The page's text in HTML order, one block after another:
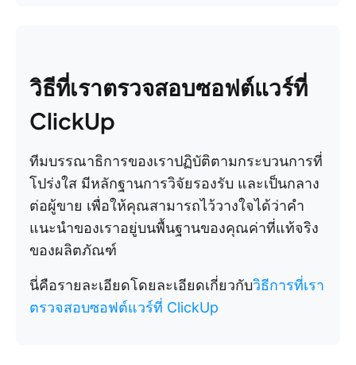
วิธีที่เราตรวจสอบซอฟต์แวร์ที่
ClickUp
ทีมบรรณาธิการของเราปฏิบัติตามกระบวนการที่
โปร่งใส มีหลักฐานการวิจัยรองรับ และเป็นกลาง
ต่อผู้ขาย เพื่อให้คุณสามารถไว้วางใจได้ว่าคำ
แนะนำของเราอยู่บนพื้นฐานของคุณค่าที่แท้จริง
ของผลิตภัณฑ์
นี่คือรายละเอียดโดยละเอียดเกี่ยวกับวิธีการที่เรา
ตรวจสอบซอฟต์แวร์ที่ ClickUp